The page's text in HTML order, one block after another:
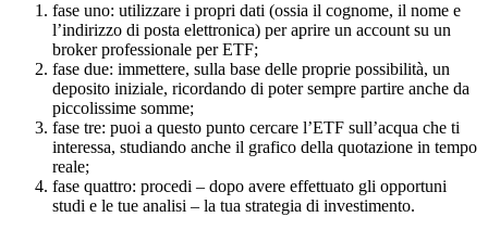
fase uno: utilizzare i propri dati (ossia il cognome, il nome e
l’indirizzo di posta elettronica) per aprire un account su un
broker professionale per ETF;
fase due: immettere, sulla base delle proprie possibilità, un
deposito iniziale, ricordando di poter sempre partire anche da
piccolissime somme;
fase tre: puoi a questo punto cercare l’ETF sull’acqua che ti
interessa, studiando anche il grafico della quotazione in tempo
reale;
fase quattro: procedi – dopo avere effettuato gli opportuni
studi e le tue analisi – la tua strategia di investimento.